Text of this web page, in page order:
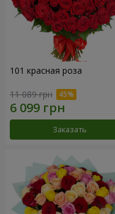
101 красная роза
11 089 грн
Заказать